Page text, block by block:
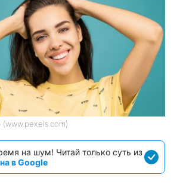
(www.pexels.com)
на шум! Читай только суть из
в Google